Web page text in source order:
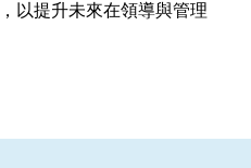
以提升未來在領導與管理